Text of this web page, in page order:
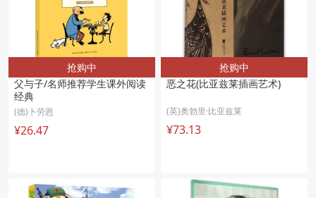
抢购中
父与子/名师推荐学生课外阅读
经典
(德)卜劳恩
¥26.47
抢购中
恶之花(比亚兹莱插画艺术)
(英)奥勃里·比亚兹莱
¥73.13